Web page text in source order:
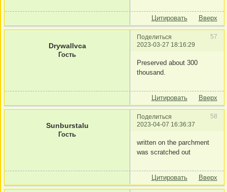
Цитировать Вверх
Поделиться
57
2023-03-27 18:16:29
Drywallvca
Гость
Preserved about 300
thousand.
Цитировать Вверх
Поделиться
58
2023-04-07 16:36:37
Sunburstalu
Гость
written on the parchment
was scratched out
Цитировать Вверх